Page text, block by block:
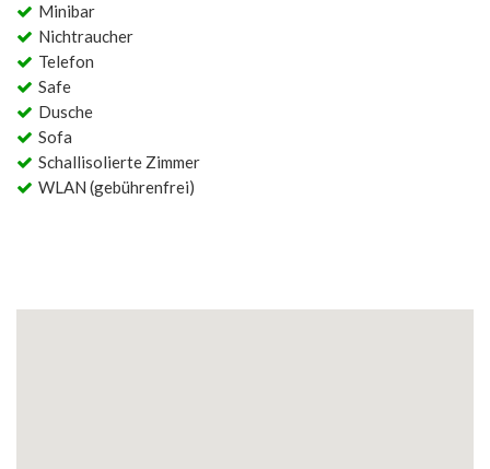
Minibar
Nichtraucher
Telefon
Safe
Dusche
Sofa
Schallisolierte Zimmer
WLAN (gebührenfrei)